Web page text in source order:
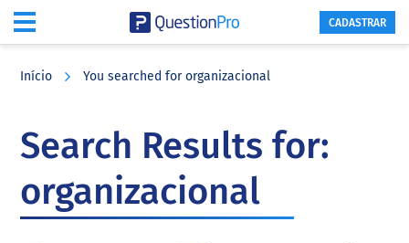
CADASTRAR
Início You searched for organizacional
Search Results for:
organizacional